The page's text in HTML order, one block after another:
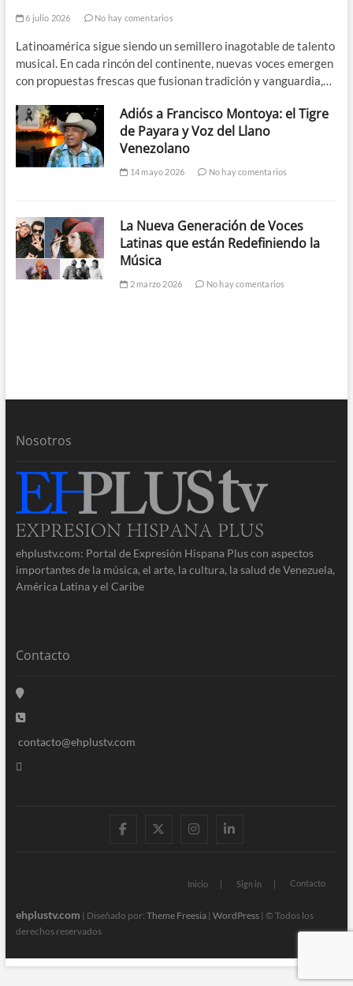
6 julio 2026 No hay comentarios
Latinoamérica sigue siendo un semillero inagotable de talento
musical. En cada rincón del continente, nuevas voces emergen
con propuestas frescas que fusionan tradición y vanguardia,…
Adiós a Francisco Montoya: el Tigre
de Payara y Voz del Llano
Venezolano
14 mayo 2026 No hay comentarios
La Nueva Generación de Voces
Latinas que están Redefiniendo la
Música
2 marzo 2026 No hay comentarios
Nosotros
ehplustv.com: Portal de Expresión Hispana Plus con aspectos
importantes de la música, el arte, la cultura, la salud de Venezuela,
América Latina y el Caribe
Contacto
contacto@ehplustv.com
facebooktwitterinstagram
linkedin
Inicio Sign in Contacto
ehplustv.com | Diseñado por: Theme Freesia| WordPress| © Todos los
derechos reservados